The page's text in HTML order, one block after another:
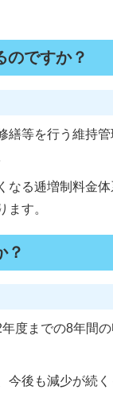
のですか？
繕等を行う維持
なる逓増制料金
す。
？
度までの8年間
今後も減少が続